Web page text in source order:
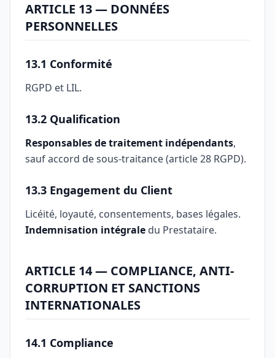
ARTICLE 13 — DONNÉES
PERSONNELLES
13.1 Conformité
RGPD et LIL.
13.2 Qualification
Responsables de traitement indépendants,
sauf accord de sous-traitance (article 28 RGPD).
13.3 Engagement du Client
Licéité, loyauté, consentements, bases légales.
Indemnisation intégrale du Prestataire.
ARTICLE 14 — COMPLIANCE, ANTI-
CORRUPTION ET SANCTIONS
INTERNATIONALES
14.1 Compliance